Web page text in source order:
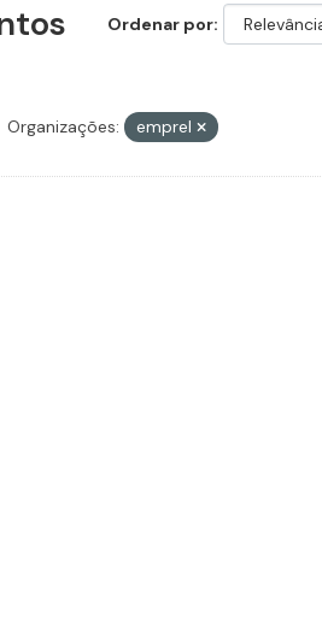
Ordenar por
Organizações: emprel